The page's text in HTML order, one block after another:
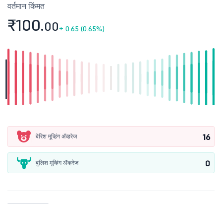
वर्तमान किंमत
₹100.00+ 0.65 (0.65%)
बेरिश मूव्हिंग ॲव्हरेज 16
बुलिश मूव्हिंग ॲव्हरेज 0